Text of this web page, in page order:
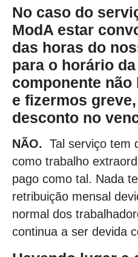
No caso do
ModA estar
das horas do
para o horário
componente
e fizermos
desconto no
NÃO. Tal serviço tem
como trabalho
pago como tal. Nada
retribuição mensal
normal dos
continua a ser devida